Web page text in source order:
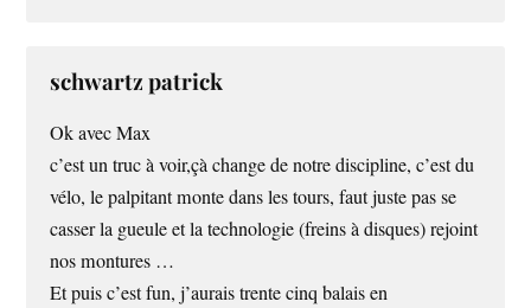
schwartz patrick
Ok avec Max
c’est un truc à voir,çà change de notre discipline, c’est du
vélo, le palpitant monte dans les tours, faut juste pas se
casser la gueule et la technologie (freins à disques) rejoint
nos montures …
Et puis c’est fun, j’aurais trente cinq balais en